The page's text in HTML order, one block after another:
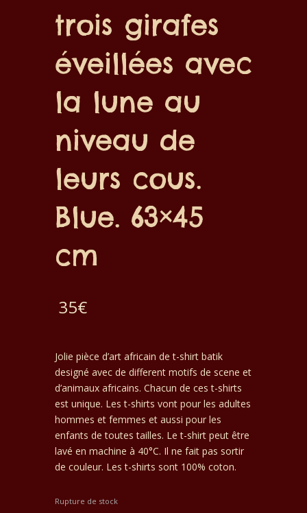
trois girafes
éveillées avec
la lune au
niveau de
leurs cous.
Blue. 63×45
cm
35€
Jolie pièce d’art africain de t-shirt batik
designé avec de different motifs de scene et
d’animaux africains. Chacun de ces t-shirts
est unique. Les t-shirts vont pour les adultes
hommes et femmes et aussi pour les
enfants de toutes tailles. Le t-shirt peut être
lavé en machine à 40°C. Il ne fait pas sortir
de couleur. Les t-shirts sont 100% coton.
Rupture de stock